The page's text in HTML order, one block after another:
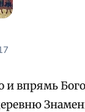
и впрямь